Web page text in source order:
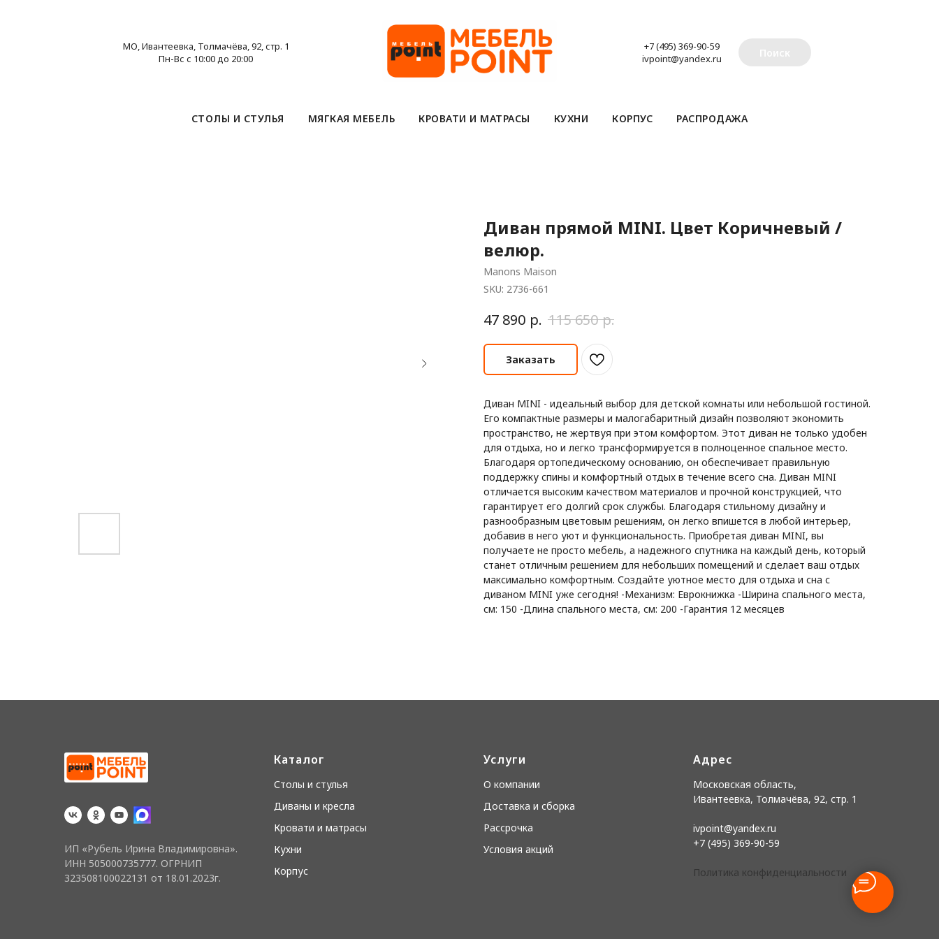
МО, Ивантеевка, Толмачёва, 92, стр. 1
Пн-Вс с 10:00 до 20:00
+7 (495) 369-90-59
ivpoint@yandex.ru
СТОЛЫ И СТУЛЬЯ МЯГКАЯ МЕБЕЛЬ КРОВАТИ И МАТРАСЫ КУХНИ КОРПУС РАСПРОДАЖА
Диван прямой MINI. Цвет Коричневый /
велюр.
Manons Maison
SKU: 2736-661
47 890 р. 115 650 р.
Заказать
Диван MINI - идеальный выбор для детской комнаты или небольшой гостиной.
Его компактные размеры и малогабаритный дизайн позволяют экономить
пространство, не жертвуя при этом комфортом. Этот диван не только удобен
для отдыха, но и легко трансформируется в полноценное спальное место.
Благодаря ортопедическому основанию, он обеспечивает правильную
поддержку спины и комфортный отдых в течение всего сна. Диван MINI
отличается высоким качеством материалов и прочной конструкцией, что
гарантирует его долгий срок службы. Благодаря стильному дизайну и
разнообразным цветовым решениям, он легко впишется в любой интерьер,
добавив в него уют и функциональность. Приобретая диван MINI, вы
получаете не просто мебель, а надежного спутника на каждый день, который
станет отличным решением для небольших помещений и сделает ваш отдых
максимально комфортным. Создайте уютное место для отдыха и сна с
диваном MINI уже сегодня! -Механизм: Еврокнижка -Ширина спального места,
см: 150 -Длина спального места, см: 200 -Гарантия 12 месяцев
ИП «Рубель Ирина Владимировна».
ИНН 505000735777. ОГРНИП
323508100022131 от 18.01.2023г.
Каталог
Столы и стулья
Диваны и кресла
Кровати и матрасы
Кухни
Корпус
Услуги
О компании
Доставка и сборка
Рассрочка
Условия акций
Адрес
Московская область,
Ивантеевка, Толмачёва, 92, стр. 1
ivpoint@yandex.ru
+7 (495) 369-90-59
Политика конфиденциальности